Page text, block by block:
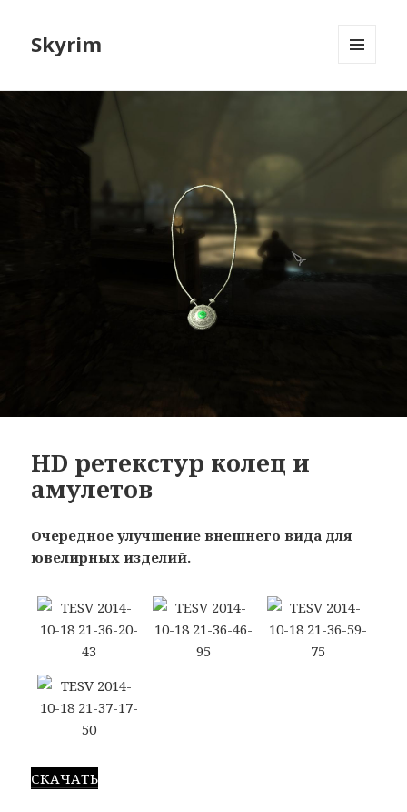
Skyrim
HD ретекстур колец и
амулетов
Очередное улучшение внешнего вида для
ювелирных изделий.
СКАЧАТЬ